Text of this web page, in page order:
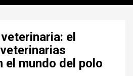
el
el mundo del polo